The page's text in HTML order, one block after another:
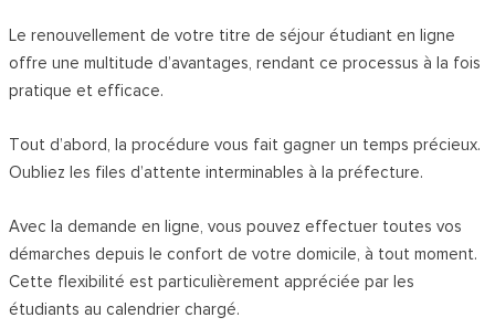
Le renouvellement de votre titre de séjour étudiant en ligne
offre une multitude d’avantages, rendant ce processus à la fois
pratique et efficace.
Tout d’abord, la procédure vous fait gagner un temps précieux.
Oubliez les files d’attente interminables à la préfecture.
Avec la demande en ligne, vous pouvez effectuer toutes vos
démarches depuis le confort de votre domicile, à tout moment.
Cette flexibilité est particulièrement appréciée par les
étudiants au calendrier chargé.